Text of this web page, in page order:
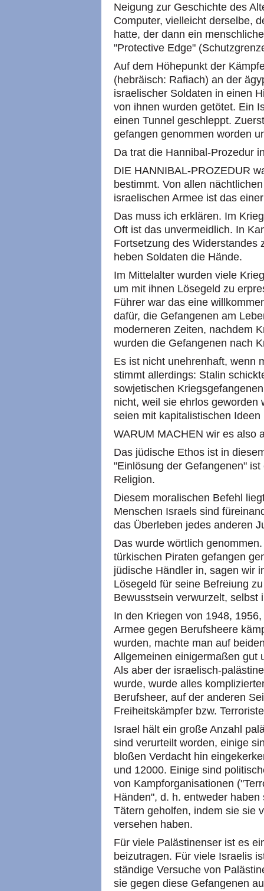
Neigung zur Geschichte des
Computer, vielleicht derselbe,
hatte, der dann ein
"Protective Edge"
Auf dem Höhepunkt der
(hebräisch: Rafiach) an der
israelischer Soldaten in einen
von ihnen wurden getötet. Ein
einen Tunnel geschleppt.
gefangen genommen worden
Da trat die Hannibal-Prozedur
DIE HANNIBAL-PROZEDUR
bestimmt. Von allen
israelischen Armee ist das
Das muss ich erklären. Im
Oft ist das unvermeidlich. In
Fortsetzung des Widerstandes
heben Soldaten die Hände.
Im Mittelalter wurden viele
um mit ihnen Lösegeld zu
Führer war das eine
dafür, die Gefangenen am
moderneren Zeiten, nachdem
wurden die Gefangenen nach
Es ist nicht unehrenhaft, wenn
stimmt allerdings: Stalin
sowjetischen
nicht, weil sie ehrlos geworden
seien mit kapitalistischen
WARUM MACHEN wir es also
Das jüdische Ethos ist in
"Einlösung der Gefangenen"
Religion.
Diesem moralischen Befehl
Menschen Israels sind
das Überleben jedes anderen
Das wurde wörtlich
türkischen Piraten gefangen
jüdische Händler in, sagen wir
Lösegeld für seine Befreiung
Bewusstsein verwurzelt, selbst
In den Kriegen von 1948,
Armee gegen Berufsheere
wurden, machte man auf
Allgemeinen einigermaßen gut
Als aber der israelisch-
wurde, wurde alles
Berufsheer, auf der anderen
Freiheitskämpfer bzw.
Israel hält ein große Anzahl
sind verurteilt worden, einige
bloßen Verdacht hin
und 12000. Einige sind
von Kampforganisationen
Händen", d. h. entweder
Tätern geholfen, indem sie sie
versehen haben.
Für viele Palästinenser ist es
beizutragen. Für viele Israelis
ständige Versuche von
sie gegen diese Gefangenen